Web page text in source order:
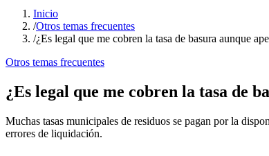
Inicio
/Otros temas frecuentes
/¿Es legal que me cobren la tasa de basura aunque
Otros temas frecuentes
¿Es legal que me cobren la tasa de
Muchas tasas municipales de residuos se pagan por la
errores de liquidación.